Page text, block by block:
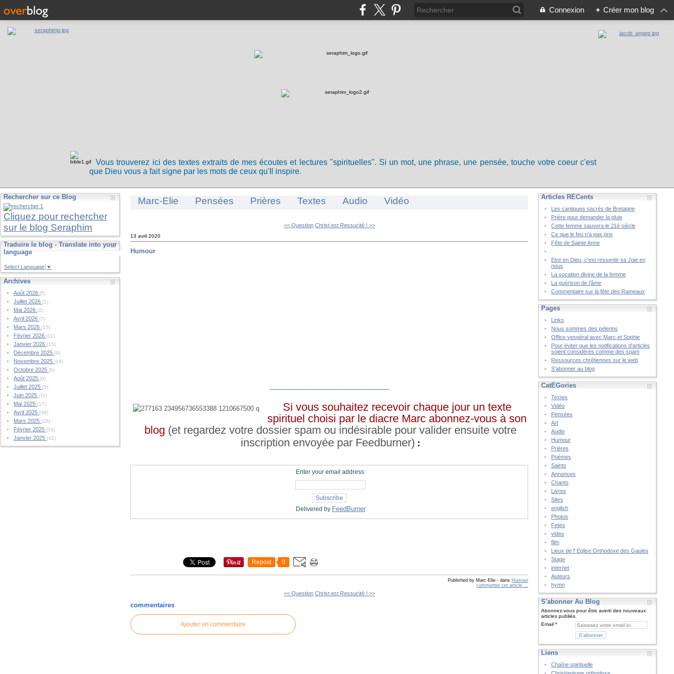
Connexion + Créer mon blog
Vous trouverez ici des textes extraits de mes écoutes et lectures "spirituelles". Si un mot, une phrase, une pensée, touche votre coeur c'est
que Dieu vous a fait signe par les mots de ceux qu'Il inspire.
Rechercher sur ce Blog
Cliquez pour rechercher
sur le blog Seraphim
Traduire le blog - Translate into your
language
Select Language ▼
Archives
Août 2026(5)
Juillet 2026(1)
Mai 2026(2)
Avril 2026(7)
Mars 2026(15)
Février 2026(11)
Janvier 2026(15)
Décembre 2025(9)
Novembre 2025(16)
Octobre 2025(6)
Août 2025(9)
Juillet 2025(5)
Juin 2025(11)
Mai 2025(17)
Avril 2025(38)
Mars 2025(28)
Février 2025(33)
Janvier 2025(42)
Marc-Elie Pensées Prières Textes Audio Vidéo
<< Question Christ est Ressucité ! >>
13 avril 2020
Humour
Si vous souhaitez recevoir chaque jour un texte
spirituel choisi par le diacre Marc abonnez-vous à son
blog (et regardez votre dossier spam ou indésirable pour valider ensuite votre
inscription envoyée par Feedburner) :
Enter your email address:
Delivered by FeedBurner
Repost 0
Published by Marc-Elie - dans Humour
commenter cet article
<< Question Christ est Ressucité ! >>
commentaires
Ajouter un commentaire
Articles RÉCents
Les cantiques sacrés de Bretagne
Prière pour demander la pluie
Cette femme sauvera le 21è siècle
Ce que le feu n’a pas pris
Fête de Sainte Anne
Etre en Dieu, c'est ressentir sa Joie en
nous
La vocation divine de la femme
La guérison de l’âme
Commentaire sur la fête des Rameaux
Pages
Links
Nous sommes des pélerins
Office vespéral avec Marc et Sophie
Pour éviter que les notifications d'articles
soient considérés comme des spam
Ressources chrétiennes sur le web
S'abonner au blog
CatÉGories
Textes
Vidéo
Pensées
Art
Audio
Humour
Prières
Poèmes
Saints
Annonces
Chants
Livres
Sites
english
Photos
Fetes
video
film
Lieux de l' Eglise Orthodoxe des Gaules
Stage
internet
Auteurs
hymn
S'abonner Au Blog
Abonnez-vous pour être averti des nouveaux
articles publiés.
Email
Liens
Chaîne spirituelle